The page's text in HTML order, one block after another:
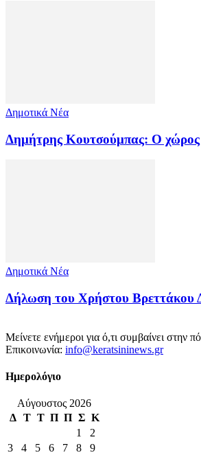
Δημοτικά Νέα
Δημήτρης Κουτσούμπας: Ο χώρος
Δημοτικά Νέα
Δήλωση του Χρήστου
Μείνετε ενήμεροι για ό,τι συμβαίνει στην
Επικοινωνία: info@keratsininews.gr
Ημερολόγιο
Αύγουστος 2026
Δ Τ Τ Π Π Σ Κ
1
2
3
4 5 6 7 8
9